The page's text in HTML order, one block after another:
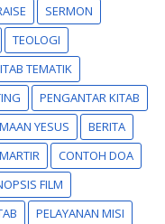
SERMON
TEOLOGI
TEMATIK
PENGANTAR KITAB
YESUS
BERITA
CONTOH DOA
FILM
PELAYANAN MISI